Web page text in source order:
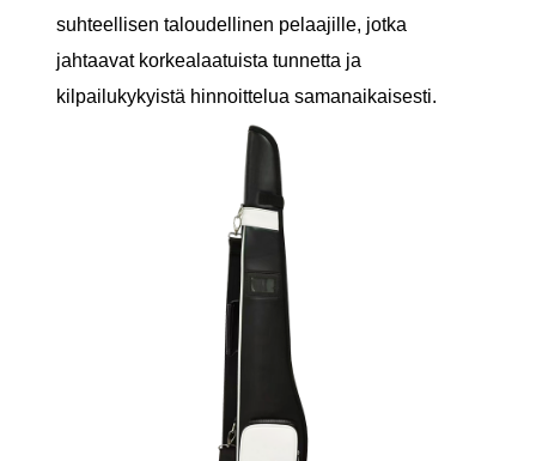
suhteellisen taloudellinen pelaajille, jotka
jahtaavat korkealaatuista tunnetta ja
kilpailukykyistä hinnoittelua samanaikaisesti.